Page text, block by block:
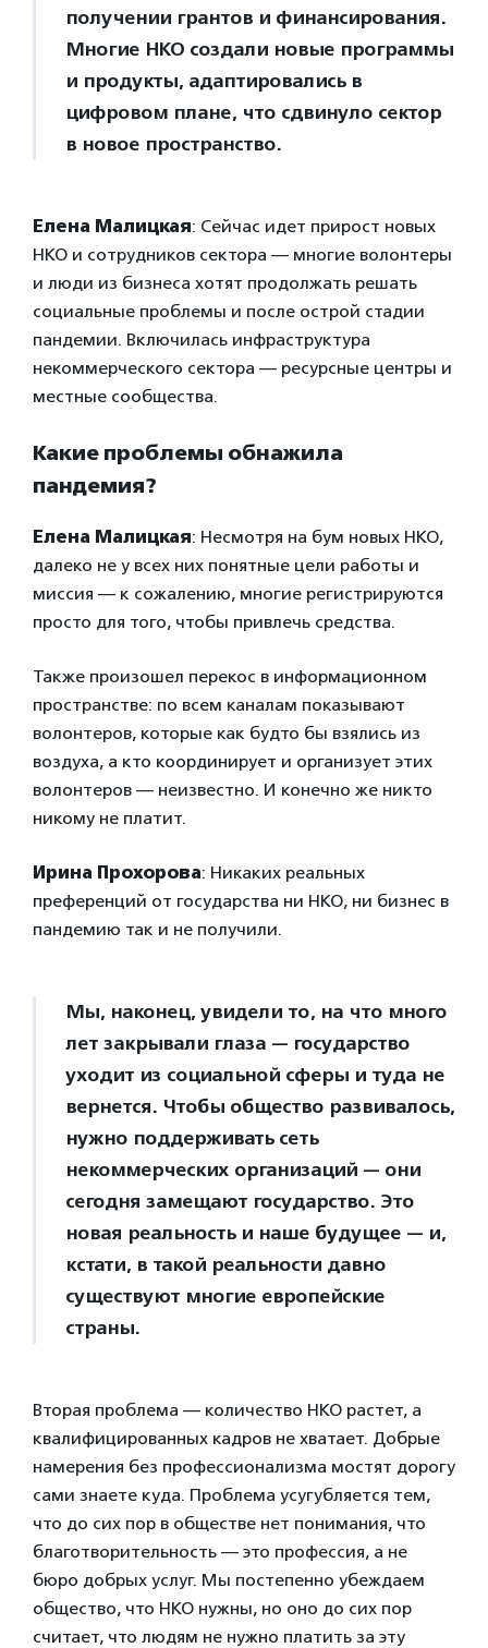
получении грантов и финансирования.
Многие НКО создали новые программы
и продукты, адаптировались в
цифровом плане, что сдвинуло сектор
в новое пространство.
Елена Малицкая: Сейчас идет прирост новых
НКО и сотрудников сектора — многие волонтеры
и люди из бизнеса хотят продолжать решать
социальные проблемы и после острой стадии
пандемии. Включилась инфраструктура
некоммерческого сектора — ресурсные центры и
местные сообщества.
Какие проблемы обнажила
пандемия?
Елена Малицкая: Несмотря на бум новых НКО,
далеко не у всех них понятные цели работы и
миссия — к сожалению, многие регистрируются
просто для того, чтобы привлечь средства.
Также произошел перекос в информационном
пространстве: по всем каналам показывают
волонтеров, которые как будто бы взялись из
воздуха, а кто координирует и организует этих
волонтеров — неизвестно. И конечно же никто
никому не платит.
Ирина Прохорова: Никаких реальных
преференций от государства ни НКО, ни бизнес в
пандемию так и не получили.
Мы, наконец, увидели то, на что много
лет закрывали глаза — государство
уходит из социальной сферы и туда не
вернется. Чтобы общество развивалось,
нужно поддерживать сеть
некоммерческих организаций — они
сегодня замещают государство. Это
новая реальность и наше будущее — и,
кстати, в такой реальности давно
существуют многие европейские
страны.
Вторая проблема — количество НКО растет, а
квалифицированных кадров не хватает. Добрые
намерения без профессионализма мостят дорогу
сами знаете куда. Проблема усугубляется тем,
что до сих пор в обществе нет понимания, что
благотворительность — это профессия, а не
бюро добрых услуг. Мы постепенно убеждаем
общество, что НКО нужны, но оно до сих пор
считает, что людям не нужно платить за эту